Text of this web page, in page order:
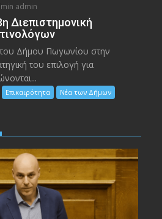
admin
Διεπιστημονική
Δήμου Πωγωνίου στην
του επιλογή για
Επικαιρότητα Νέα των Δήμων